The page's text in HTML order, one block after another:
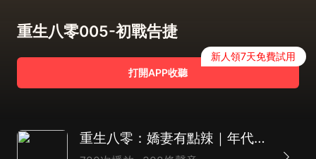
重生八零005-初戰告捷
打開APP收聽
新人領7天免費試用
重生八零：嬌妻有點辣｜年代｜重生｜經商致富｜